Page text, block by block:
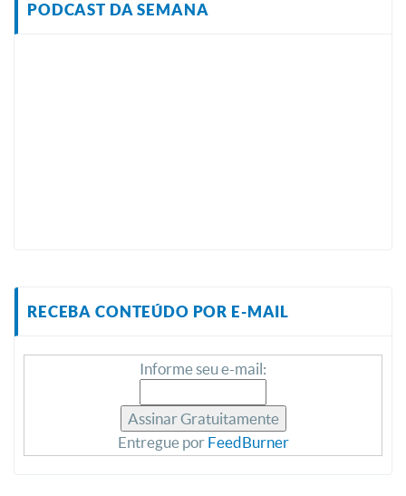
PODCAST DA SEMANA
RECEBA CONTEÚDO POR E-MAIL
Informe seu e-mail:
Entregue porFeedBurner